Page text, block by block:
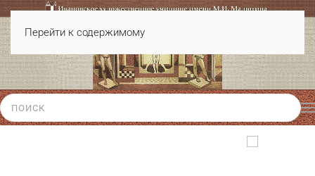
Перейти к содержимому